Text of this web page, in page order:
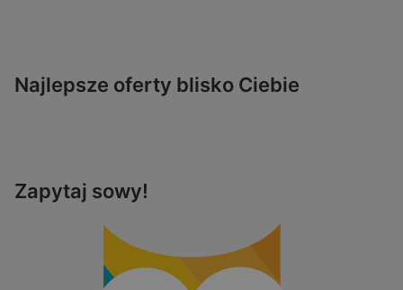
Najlepsze oferty blisko Ciebie
Zapytaj sowy!